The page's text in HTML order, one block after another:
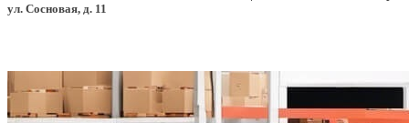
ул. Сосновая, д. 11